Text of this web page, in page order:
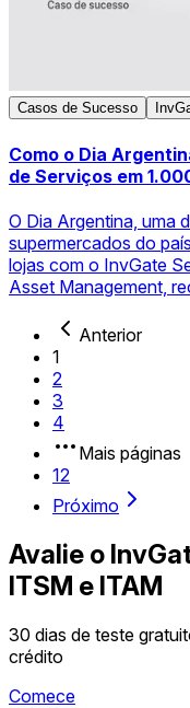
Casos de Sucesso
Como o Dia
de Serviços em
O Dia Argentina, uma
supermercados do
lojas com o InvGate
Asset Management,
Anterior
1
2
3
4
Mais páginas
12
Próximo
Avalie o
ITSM e ITAM
30 dias de teste
crédito
Comece